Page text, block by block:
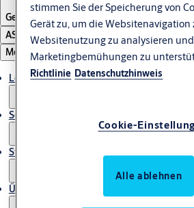
Germany
ASSA ABLOY Group
Menü
Lösungen und Produkte
Service
Stories
Über uns
stimmen Sie der Speicherung von
Gerät zu, um die Websitenavigation
Websitenutzung zu analysieren
Marketingbemühungen zu
Richtlinie Datenschutzhinweis
Cookie-
Alle ablehnen